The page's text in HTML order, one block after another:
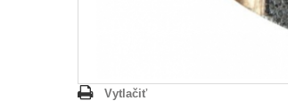
Vytlačiť